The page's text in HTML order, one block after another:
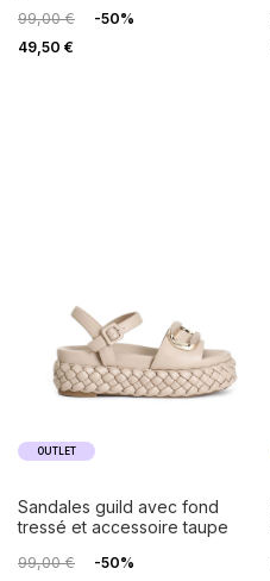
99,00 €
-50%
49,50 €
OUTLET
sandales guild avec fond
tressé et accessoire taupe
99,00 €
-50%